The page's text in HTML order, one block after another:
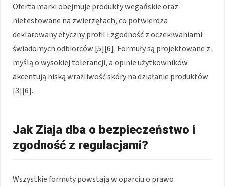
Oferta marki obejmuje produkty wegańskie oraz
nietestowane na zwierzętach, co potwierdza
deklarowany etyczny profil i zgodność z oczekiwaniami
świadomych odbiorców [5][6]. Formuły są projektowane z
myślą o wysokiej tolerancji, a opinie użytkowników
akcentują niską wrażliwość skóry na działanie produktów
[3][6].
Jak Ziaja dba o bezpieczeństwo i
zgodność z regulacjami?
Wszystkie formuły powstają w oparciu o prawo